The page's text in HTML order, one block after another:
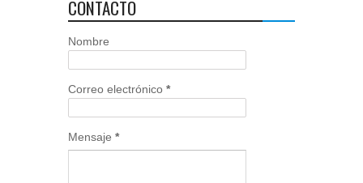
CONTACTO
Nombre
Correo electrónico *
Mensaje *